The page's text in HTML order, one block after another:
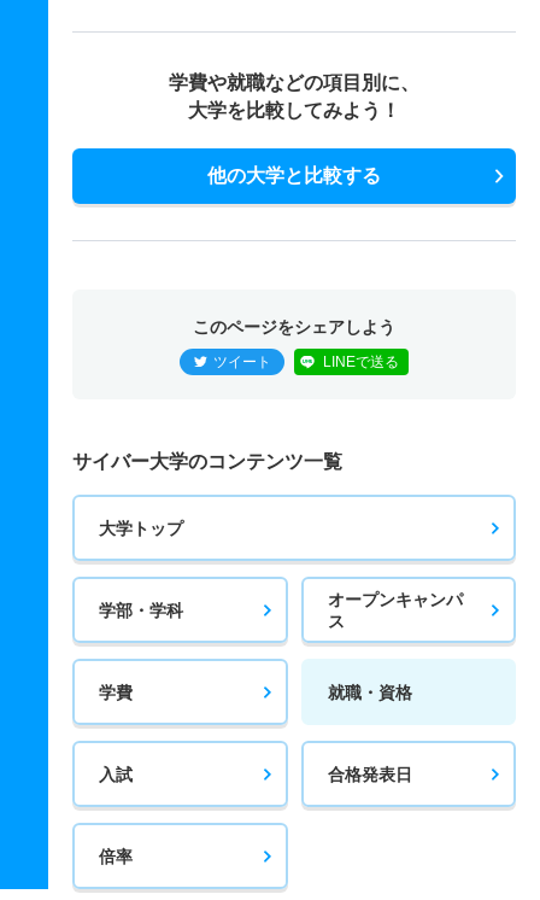
学費や就職などの項目別に、
大学を比較してみよう！
他の大学と比較する
このページをシェアしよう
ツイート LINEで送る
サイバー大学のコンテンツ一覧
大学トップ
学部・学科
オープンキャンパ
ス
学費 就職・資格
入試 合格発表日
倍率